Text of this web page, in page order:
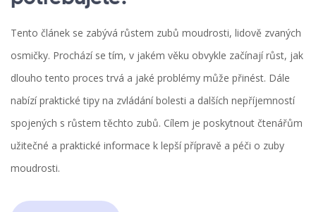
Tento článek se zabývá růstem zubů moudrosti, lidově zvaných
osmičky. Prochází se tím, v jakém věku obvykle začínají růst, jak
dlouho tento proces trvá a jaké problémy může přinést. Dále
nabízí praktické tipy na zvládání bolesti a dalších nepříjemností
spojených s růstem těchto zubů. Cílem je poskytnout čtenářům
užitečné a praktické informace k lepší přípravě a péči o zuby
moudrosti.